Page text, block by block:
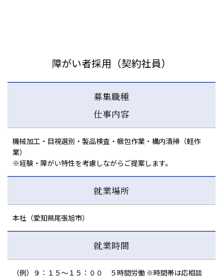
障がい者採用（契約社員）
募集職種
仕事内容
機械加工・目視選別・製品検査・梱包作業・構内清掃（軽作
業）
※経験・障がい特性を考慮しながらご提案します。
就業場所
本社（愛知県尾張旭市）
就業時間
（例）９：１５～１５：００ ５時間労働 ※時間帯は応相談